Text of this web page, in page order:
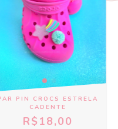
PIN CROCS ESTRELA
CADENTE
R$18,00